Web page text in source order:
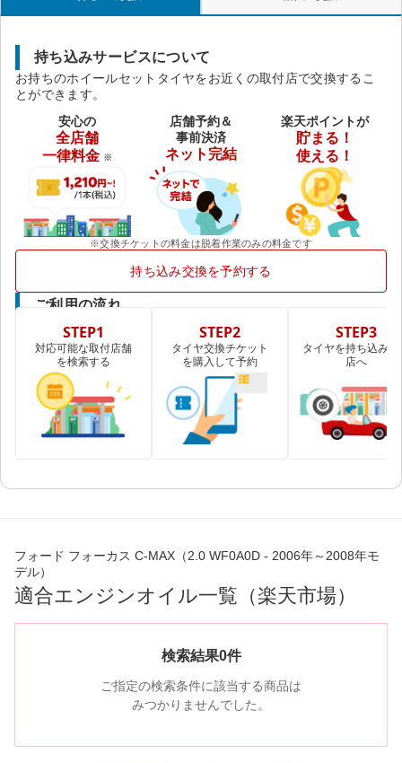
持ち込みサービスについて
お持ちのホイールセットタイヤをお近くの取付店で交換するこ
とができます。
安心の
全店舗
一律料金 ※
店舗予約＆
事前決済
ネット完結
楽天ポイントが
貯まる！
使える！
※交換チケットの料金は脱着作業のみの料金です
持ち込み交換を予約する
ご利用の流れ
STEP1
対応可能な取付店舗
を検索する
STEP2
タイヤ交換チケット
を購入して予約
STEP3
タイヤを持ち込み取
店へ
フォード フォーカス C-MAX（2.0 WF0A0D - 2006年～2008年モ
デル）
適合エンジンオイル一覧（楽天市場）
検索結果0件
ご指定の検索条件に該当する商品は
みつかりませんでした。